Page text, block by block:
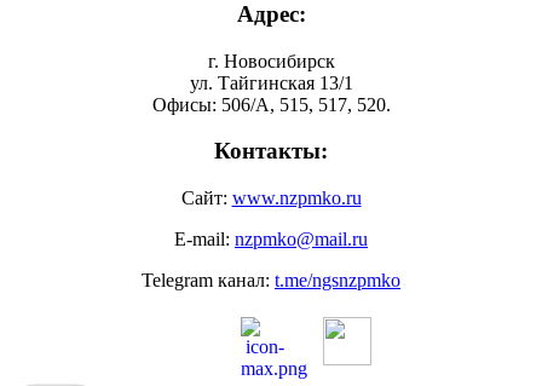
Адрес:
г. Новосибирск
ул. Тайгинская 13/1
Офисы: 506/А, 515, 517, 520.
Контакты:
Сайт: www.nzpmko.ru
E-mail: nzpmko@mail.ru
Telegram канал: t.me/ngsnzpmko